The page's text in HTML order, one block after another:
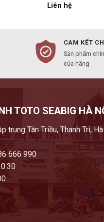
Liên hệ
CAM KẾT
Sản phẩm
của hãng
TOTO SEABIG HÀ
trung Tân Triều, Thanh Trì,
666 990